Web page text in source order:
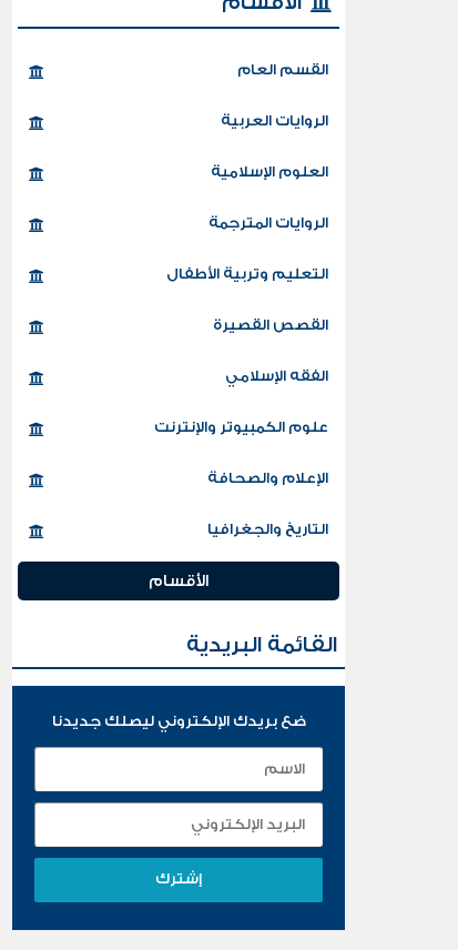
القسم العام
الروايات العربية
العلوم الإسلامية
الروايات المترجمة
التعليم وتربية الأطفال
القصص القصيرة
الفقه الإسلامي
علوم الكمبيوتر والإنترنت
الإعلام والصحافة
التاريخ والجغرافيا
الأقسام
القائمة البريدية
ضع بريدك الإلكتروني ليصلك جديدنا